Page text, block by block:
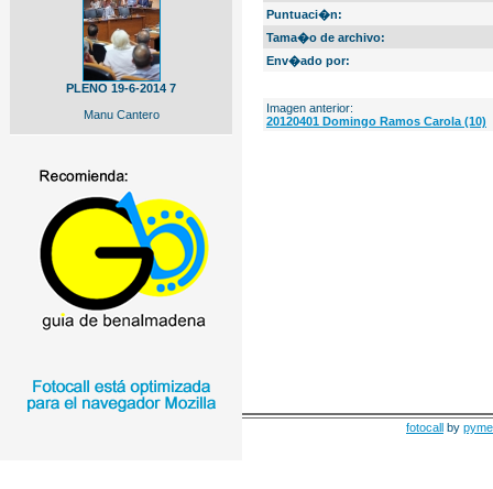
PLENO 19-6-2014 7
Manu Cantero
Puntuaci�n:
Tama�o de archivo:
Env�ado por:
Imagen anterior:
20120401 Domingo Ramos Carola (10)
fotocall by